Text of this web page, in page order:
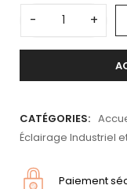
- +
CATÉGORIES:
Éclairage Industriel
Paiement